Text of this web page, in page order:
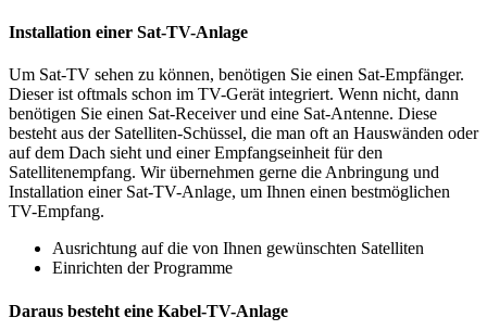
Installation einer Sat-TV-Anlage
Um Sat-TV sehen zu können, benötigen Sie einen Sat-Empfänger.
Dieser ist oftmals schon im TV-Gerät integriert. Wenn nicht, dann
benötigen Sie einen Sat-Receiver und eine Sat-Antenne. Diese
besteht aus der Satelliten-Schüssel, die man oft an Hauswänden oder
auf dem Dach sieht und einer Empfangseinheit für den
Satellitenempfang. Wir übernehmen gerne die Anbringung und
Installation einer Sat-TV-Anlage, um Ihnen einen bestmöglichen
TV-Empfang.
Ausrichtung auf die von Ihnen gewünschten Satelliten
Einrichten der Programme
Daraus besteht eine Kabel-TV-Anlage